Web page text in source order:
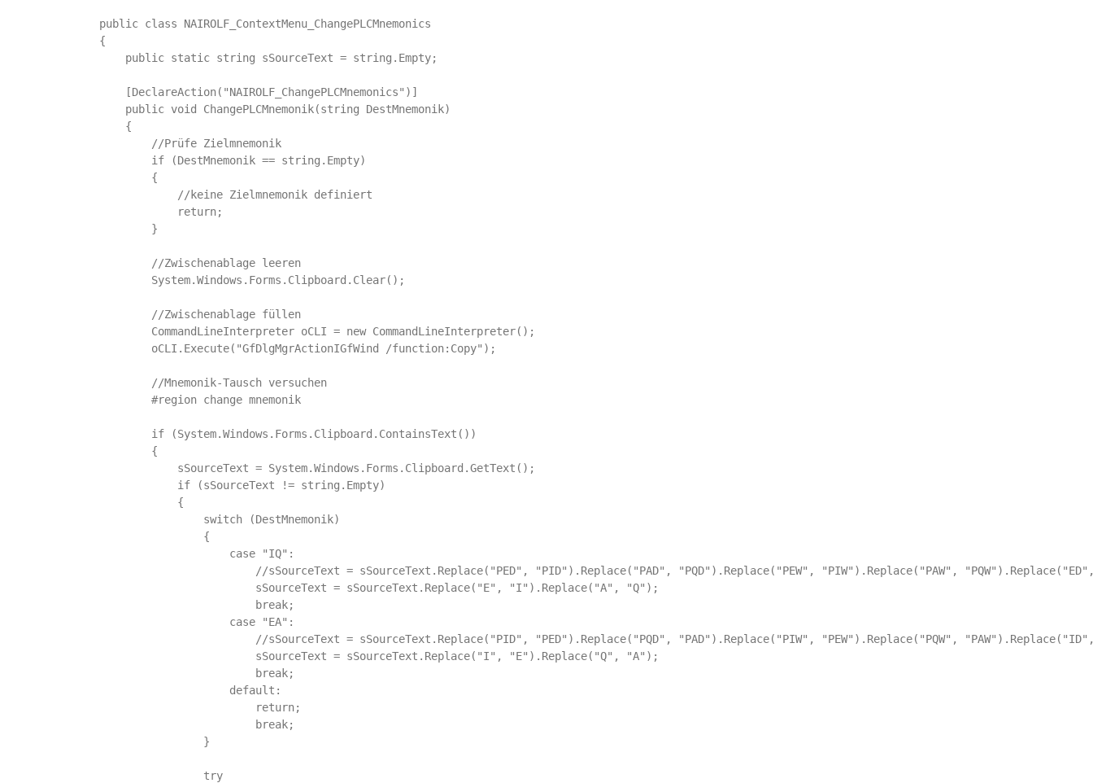
public class NAIROLF_ContextMenu_ChangePLCMnemonics
{
    public static string sSourceText = string.Empty;
    [DeclareAction("NAIROLF_ChangePLCMnemonics")]
    public void ChangePLCMnemonik(string DestMnemonik)
    {
        //Prüfe Zielmnemonik
        if (DestMnemonik == string.Empty)
        {
            //keine Zielmnemonik definiert
            return;
        }
        //Zwischenablage leeren
        System.Windows.Forms.Clipboard.Clear();
        //Zwischenablage füllen
        CommandLineInterpreter oCLI = new CommandLineInterpreter();
        oCLI.Execute("GfDlgMgrActionIGfWind /function:Copy");
        //Mnemonik-Tausch versuchen
        #region change mnemonik
        if (System.Windows.Forms.Clipboard.ContainsText())
        {
            sSourceText = System.Windows.Forms.Clipboard.GetText();
            if (sSourceText != string.Empty)
            {
                switch (DestMnemonik)
                {
                    case "IQ":
//sSourceText = sSourceText.Replace("PED", "PID").Replace("PAD", "PQD").Replace("PEW", "PIW").Replace("PAW",
                        sSourceText = sSourceText.Replace("E", "I").Replace("A", "Q");
                        break;
                    case "EA":
//sSourceText = sSourceText.Replace("PID", "PED").Replace("PQD", "PAD").Replace("PIW", "PEW").Replace("PQW",
                        sSourceText = sSourceText.Replace("I", "E").Replace("Q", "A");
                        break;
                    default:
                        return;
                        break;
                }
                try